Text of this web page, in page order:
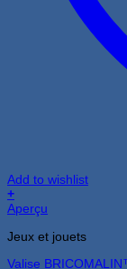
Add to wishlist
+
Aperçu
Jeux et jouets
Valise